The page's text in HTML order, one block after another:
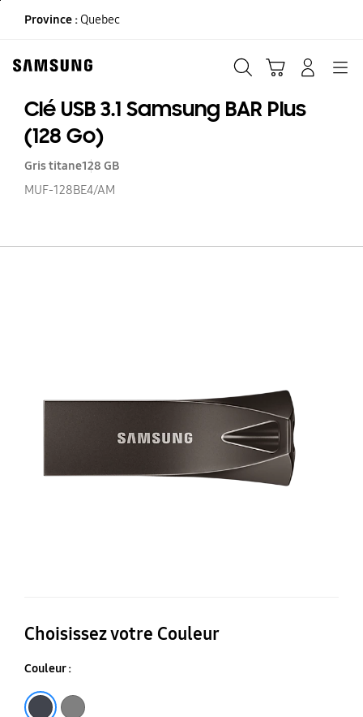
Province : Quebec
Clé USB 3.1 Samsung BAR Plus
(128 Go)
Gris titane128 GB
MUF-128BE4/AM
Choisissez votre Couleur
Couleur :